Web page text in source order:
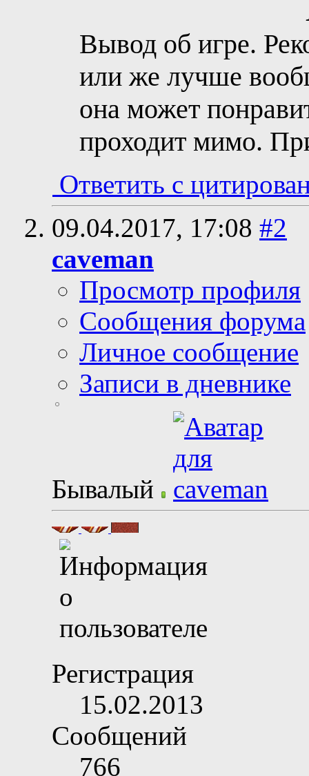
Вывод об игре.
или же лучше
она может
проходит мимо.
Ответить с
09.04.2017, 17:08 #2
caveman
Просмотр профиля
Сообщения форума
Личное сообщение
Записи в дневнике
Бывалый
Регистрация
15.02.2013
Сообщений
766